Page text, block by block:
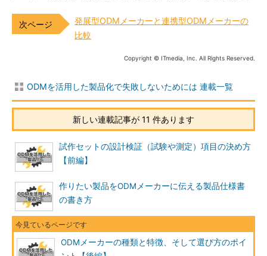
発展型ODMメーカーと連携型ODMメーカーの
比較
Copyright © ITmedia, Inc. All Rights Reserved.
ODMを活用した製品化で失敗しないためには 連載一覧
新しい連載記事が 11 件あります
試作セットの設計検証（試験や測定）項目の決め方
【前編】
作りたい製品をODMメーカーに伝える製品仕様書
の書き方
ODMメーカーの種類と特徴、そして選び方のポイ